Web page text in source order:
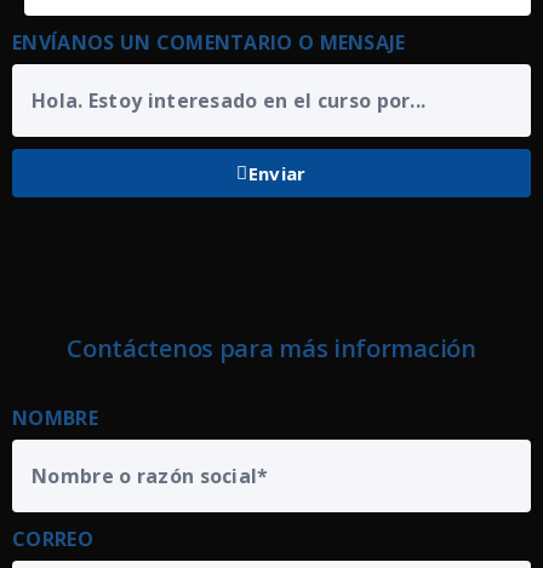
ENVÍANOS UN COMENTARIO O MENSAJE
Enviar
Contáctenos para más información
NOMBRE
CORREO